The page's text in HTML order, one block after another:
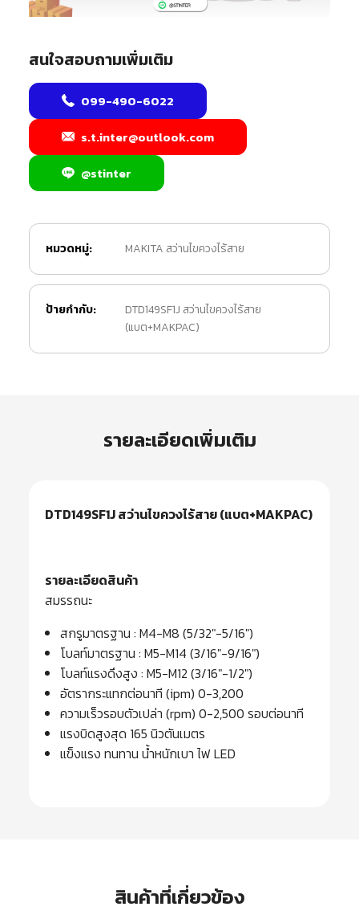
สนใจสอบถามเพิ่มเติม
099-490-6022
s.t.inter@outlook.com
@stinter
หมวดหมู่: MAKITA สว่านไขควงไร้สาย
ป้ายกำกับ:
DTD149SF1J สว่านไขควงไร้สาย
(แบต+MAKPAC)
รายละเอียดเพิ่มเติม
DTD149SF1J สว่านไขควงไร้สาย (แบต+MAKPAC)
รายละเอียดสินค้า
สมรรถนะ
สกรูมาตรฐาน : M4-M8 (5/32″-5/16″)
โบลท์มาตรฐาน : M5-M14 (3/16″-9/16″)
โบลท์แรงดึงสูง : M5-M12 (3/16″-1/2″)
อัตรากระแทกต่อนาที (ipm) 0-3,200
ความเร็วรอบตัวเปล่า (rpm) 0-2,500 รอบต่อนาที
แรงบิดสูงสุด 165 นิวตันเมตร
แข็งแรง ทนทาน น้ำหนักเบา ไฟ LED
สินค้าที่เกี่ยวข้อง